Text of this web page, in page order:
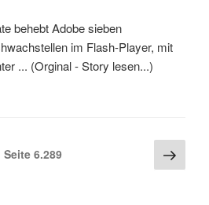
behebt Adobe sieben
im Flash-Player, mit
... (Orginal - Story lesen...)
Seite 6.289
Seite